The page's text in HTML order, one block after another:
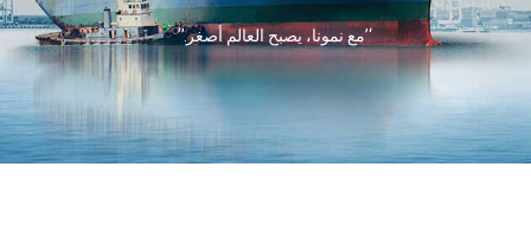
‘’مع نمونا، يصبح العالم أصغر.’’